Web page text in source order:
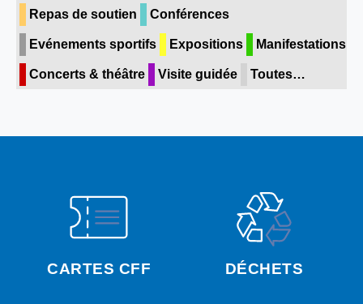
CARTES CFF DÉCHETS
Repas de soutien Conférences
Evénements sportifs Expositions Manifestations
Concerts & théâtre Visite guidée Toutes…